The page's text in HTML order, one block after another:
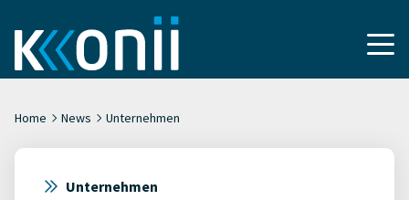
Home News Unternehmen
Unternehmen